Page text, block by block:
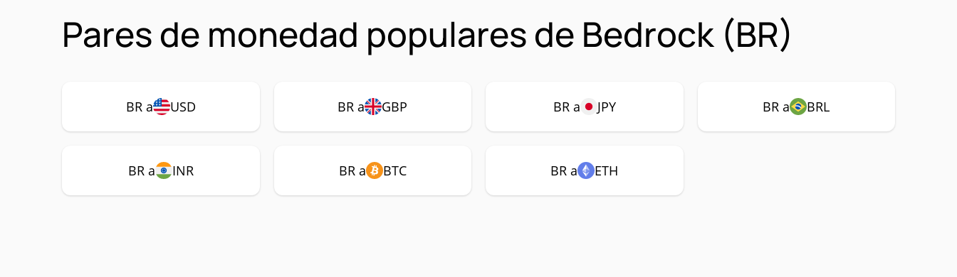
Pares de monedad populares de Bedrock (BR)
BR a USD BR a GBP BR a JPY BR a BRL
BR a INR BR a BTC BR a ETH